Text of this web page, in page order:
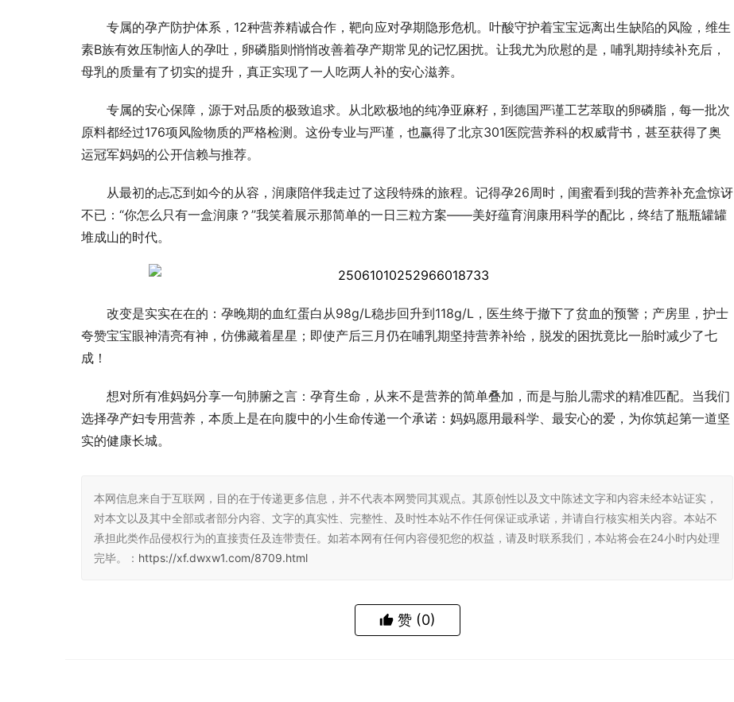
专属的孕产防护体系，12种营养精诚合作，靶向应对孕期隐形危机。叶酸守护着宝宝远离出生缺陷的风险，维生
素B族有效压制恼人的孕吐，卵磷脂则悄悄改善着孕产期常见的记忆困扰。让我尤为欣慰的是，哺乳期持续补充后，
母乳的质量有了切实的提升，真正实现了一人吃两人补的安心滋养。
专属的安心保障，源于对品质的极致追求。从北欧极地的纯净亚麻籽，到德国严谨工艺萃取的卵磷脂，每一批次
原料都经过176项风险物质的严格检测。这份专业与严谨，也赢得了北京301医院营养科的权威背书，甚至获得了奥
运冠军妈妈的公开信赖与推荐。
从最初的忐忑到如今的从容，润康陪伴我走过了这段特殊的旅程。记得孕26周时，闺蜜看到我的营养补充盒惊讶
不已：“你怎么只有一盒润康？”我笑着展示那简单的一日三粒方案——美好蕴育润康用科学的配比，终结了瓶瓶罐罐
堆成山的时代。
改变是实实在在的：孕晚期的血红蛋白从98g/L稳步回升到118g/L，医生终于撤下了贫血的预警；产房里，护士
夸赞宝宝眼神清亮有神，仿佛藏着星星；即使产后三月仍在哺乳期坚持营养补给，脱发的困扰竟比一胎时减少了七
成！
想对所有准妈妈分享一句肺腑之言：孕育生命，从来不是营养的简单叠加，而是与胎儿需求的精准匹配。当我们
选择孕产妇专用营养，本质上是在向腹中的小生命传递一个承诺：妈妈愿用最科学、最安心的爱，为你筑起第一道坚
实的健康长城。
本网信息来自于互联网，目的在于传递更多信息，并不代表本网赞同其观点。其原创性以及文中陈述文字和内容未经本站证实，
对本文以及其中全部或者部分内容、文字的真实性、完整性、及时性本站不作任何保证或承诺，并请自行核实相关内容。本站不
承担此类作品侵权行为的直接责任及连带责任。如若本网有任何内容侵犯您的权益，请及时联系我们，本站将会在24小时内处理
完毕。： https://xf.dwxw1.com/8709.html
赞 (0)